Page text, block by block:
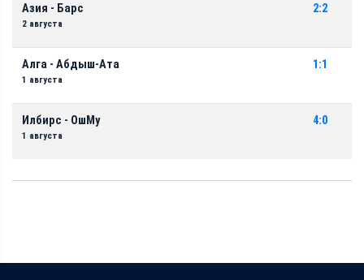
Азия - Барс
2 августа
2:2
Алга - Абдыш-Ата
1 августа
1:1
Илбирс - ОшМу
1 августа
4:0